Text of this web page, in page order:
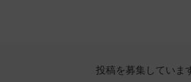
投稿を募集していま